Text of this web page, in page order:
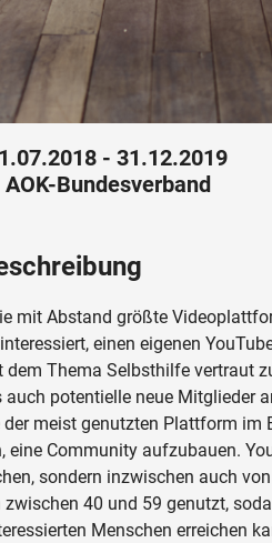
- 31.12.2019
Bundesverband
mit Abstand größte
einen eigenen
dem Thema Selbsthilfe vertraut
auch potentielle neue Mitglieder
meist genutzten Plattform im
eine Community aufzubauen.
sondern inzwischen auch
40 und 59 genutzt,
Menschen erreichen